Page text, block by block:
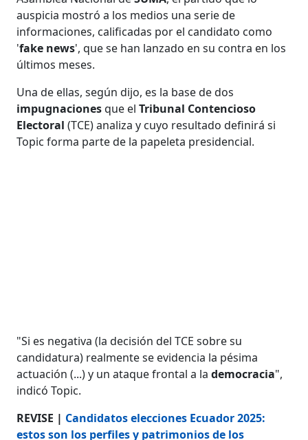
auspicia mostró a los medios una serie de
informaciones, calificadas por el candidato como
'fake news', que se han lanzado en su contra en los
últimos meses.
Una de ellas, según dijo, es la base de dos
impugnacionesque elTribunal Contencioso
Electoral(TCE) analiza y cuyo resultado definirá si
Topic forma parte de la papeleta presidencial.
"Si es negativa (la decisión del TCE sobre su
candidatura) realmente se evidencia la pésima
actuación (...) y un ataque frontal a lademocracia",
indicó Topic.
REVISE | Candidatos elecciones Ecuador 2025:
estos son los perfiles y patrimonios de los